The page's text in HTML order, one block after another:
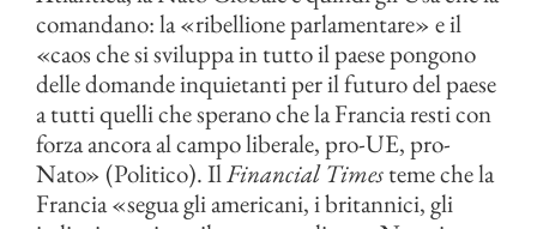
comandano: la «ribellione parlamentare» e il
«caos che si sviluppa in tutto il paese pongono
delle domande inquietanti per il futuro del paese
a tutti quelli che sperano che la Francia resti con
forza ancora al campo liberale, pro-UE, pro-
Nato» (Politico). IlFinancial Timesteme che la
Francia «segua gli americani, i britannici, gli